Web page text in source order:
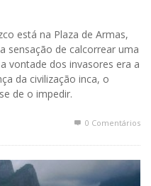
está na Plaza de Armas,
sensação de calcorrear uma
vontade dos invasores era a
da civilização inca, o
de o impedir.
0 Comentários